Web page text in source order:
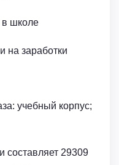
в школе
заработки
учебный корпус;
составляет 29309